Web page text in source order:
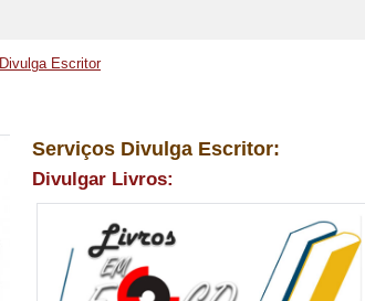
Divulga Escritor
Serviços Divulga Escritor:
Divulgar Livros: